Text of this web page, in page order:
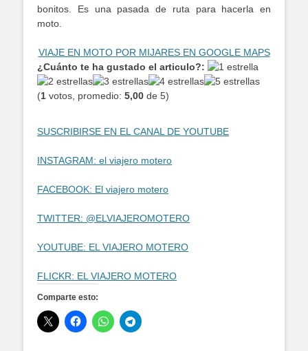
bonitos. Es una pasada de ruta para hacerla en
moto.
VIAJE EN MOTO POR MIJARES EN GOOGLE MAPS
¿Cuánto te ha gustado el articulo?:
(1 votos, promedio: 5,00 de 5)
SUSCRIBIRSE EN EL CANAL DE YOUTUBE
INSTAGRAM: el viajero motero
FACEBOOK: El viajero motero
TWITTER: @ELVIAJEROMOTERO
YOUTUBE: EL VIAJERO MOTERO
FLICKR: EL VIAJERO MOTERO
Comparte esto: